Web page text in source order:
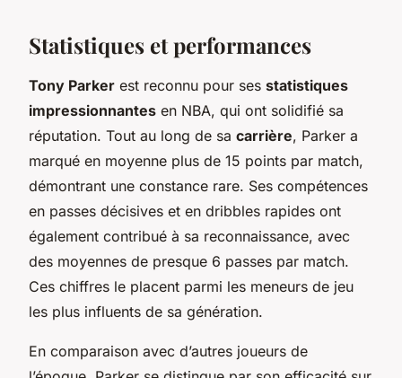
Statistiques et performances
Tony Parker est reconnu pour ses statistiques
impressionnantes en NBA, qui ont solidifié sa
réputation. Tout au long de sa carrière, Parker a
marqué en moyenne plus de 15 points par match,
démontrant une constance rare. Ses compétences
en passes décisives et en dribbles rapides ont
également contribué à sa reconnaissance, avec
des moyennes de presque 6 passes par match.
Ces chiffres le placent parmi les meneurs de jeu
les plus influents de sa génération.
En comparaison avec d’autres joueurs de